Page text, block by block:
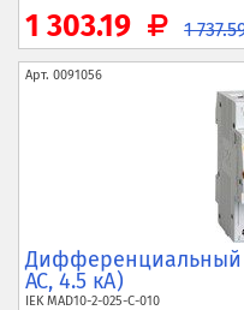
1 303.19 1
Арт. 0091056
Дифференциальный
AC, 4.5 кА)
IEKMAD10-2-025-C-010